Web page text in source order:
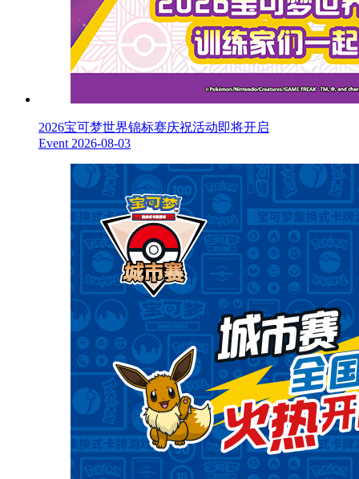
2026宝可梦世界锦标赛庆祝活动即将开启
Event 2026-08-03